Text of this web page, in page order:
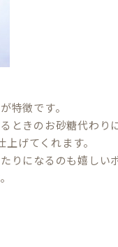
特徴です。
ときのお砂糖代わり
げてくれます。
りになるのも嬉しい